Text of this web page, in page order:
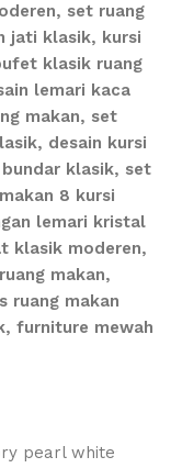
set ruang
jati klasik, kursi
klasik ruang
lemari kaca
makan, set
desain kursi
klasik, set
8 kursi
lemari kristal
klasik moderen,
makan,
ruang makan
furniture mewah